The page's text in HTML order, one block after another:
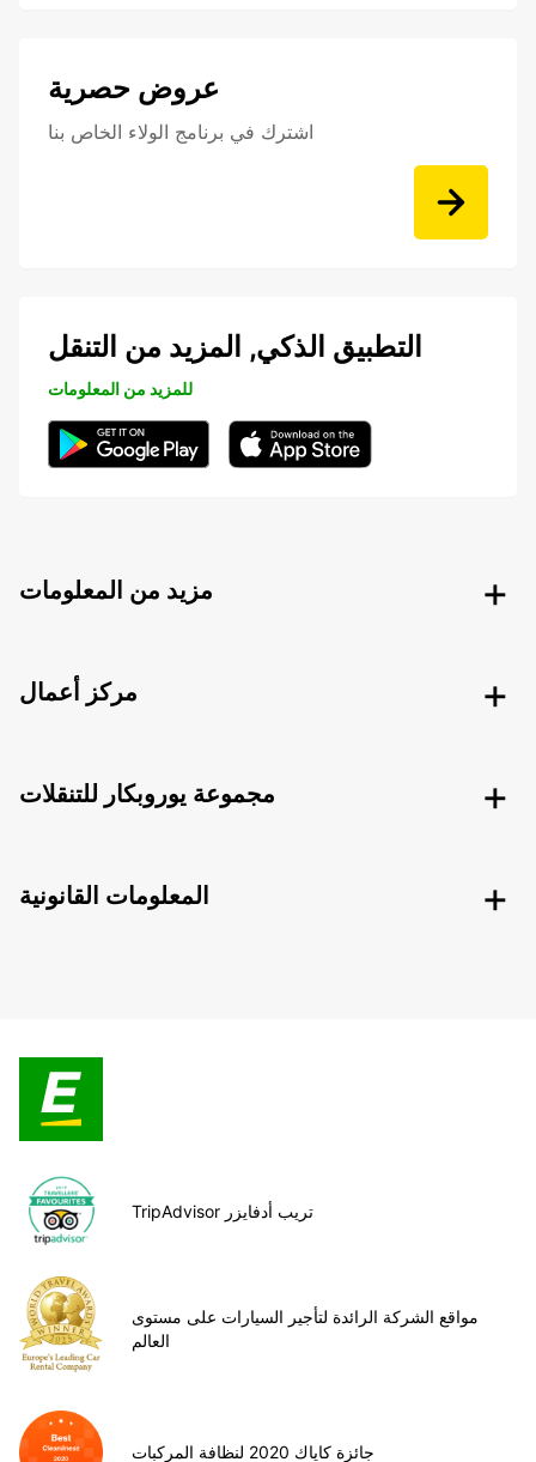
عروض حصرية
اشترك في برنامج الولاء الخاص بنا
التطبيق الذكي, المزيد من التنقل
للمزيد من المعلومات
مزيد من المعلومات
مركز أعمال
مجموعة يوروبكار للتنقلات
المعلومات القانونية
TripAdvisor تريب أدفايزر
مواقع الشركة الرائدة لتأجير السيارات على مستوى
العالم
جائزة كاياك 2020 لنظافة المركبات